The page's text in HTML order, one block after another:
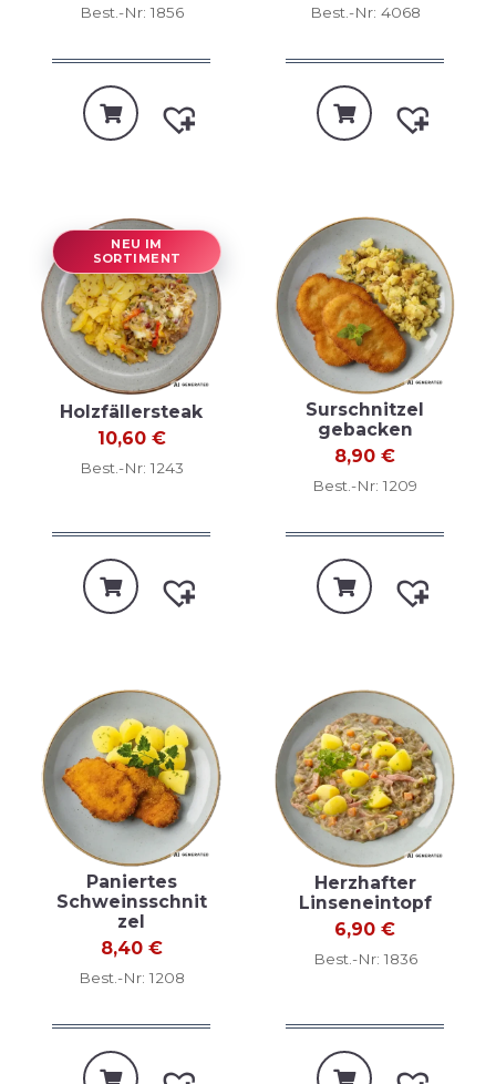
Best.-Nr: 1856 Best.-Nr: 4068
NEU IM
SORTIMENT
Holzfällersteak
10,60 €
Best.-Nr: 1243
Surschnitzel
gebacken
8,90 €
Best.-Nr: 1209
Paniertes
Schweinsschnit
zel
8,40 €
Best.-Nr: 1208
Herzhafter
Linseneintopf
6,90 €
Best.-Nr: 1836